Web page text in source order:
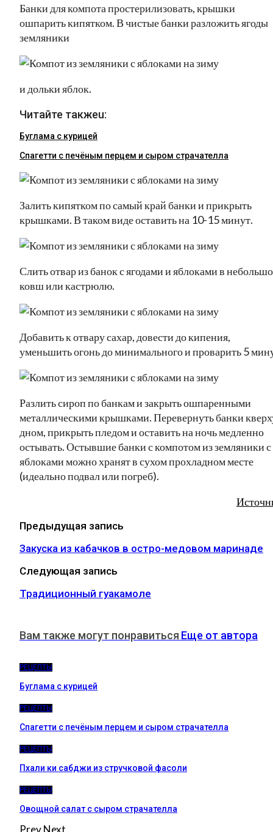
Банки для компота простерилизовать, крышки
ошпарить кипятком. В чистые банки разложить ягоды
земляники
и дольки яблок.
Читайте такжеu:
Буглама с курицей
Спагетти с печёным перцем и сыром страчателла
Залить кипятком по самый край банки и прикрыть
крышками. В таком виде оставить на 10-15 минут.
Слить отвар из банок с ягодами и яблоками в
ковш или кастрюлю.
Добавить к отвару сахар, довести до кипения,
уменьшить огонь до минимального и проварить 5
Разлить сироп по банкам и закрыть ошпаренными
металлическими крышками. Перевернуть банки
дном, прикрыть пледом и оставить на ночь медленно
остывать. Остывшие банки с компотом из земляники с
яблоками можно хранят в сухом прохладном месте
(идеально подвал или погреб).
Предыдущая запись
Закуска из кабачков в остро-медовом маринаде
Следующая запись
Традиционный гуакамоле
Вам также могут понравиться Еще от автора
РЕЦЕПТЫ
Буглама с курицей
РЕЦЕПТЫ
Спагетти с печёным перцем и сыром страчателла
РЕЦЕПТЫ
Пхали ки сабджи из стручковой фасоли
РЕЦЕПТЫ
Овощной салат с сыром страчателла
PrevNext